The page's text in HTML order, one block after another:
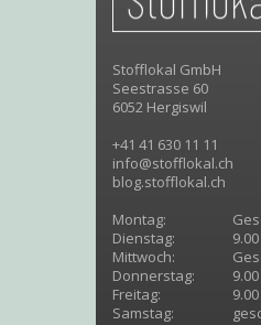
Stofflokal GmbH
Seestrasse 60
6052 Hergiswil
+41 41 630 11 11
info@stofflokal.ch
blog.stofflokal.ch
Montag:
Dienstag:
Mittwoch:
Donnerstag:
Freitag:
Samstag: